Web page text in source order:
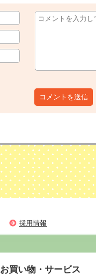
コメントを送信
採用情報
お買い物・サービス